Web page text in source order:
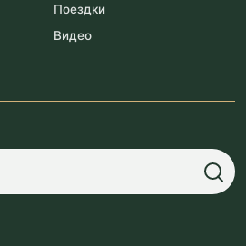
Поездки
Видео